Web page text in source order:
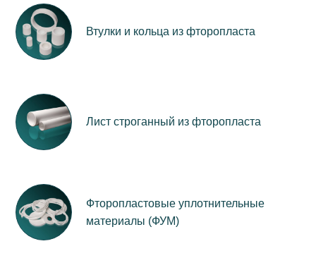
Втулки и кольца из фторопласта
Лист строганный из фторопласта
Фторопластовые уплотнительные
материалы (ФУМ)